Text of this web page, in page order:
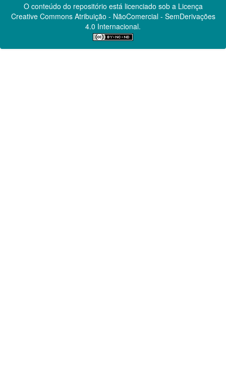
O conteúdo do repositório está licenciado sob a Licença
Creative CommonsAtribuição - NãoComercial - SemDerivações
4.0 Internacional.